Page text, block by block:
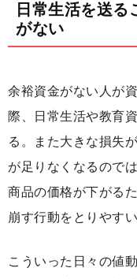
日常生活を送る
がない
余裕資金がない人が
際、日常生活や教育
る。また大きな損失
が足りなくなるので
商品の価格が下がる
崩す行動をとりやすい
こういった日々の値